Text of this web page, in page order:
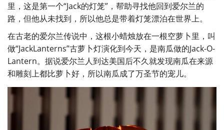
里，这是第一个“Jack的灯笼”，帮助寻找他回到爱尔兰的
路，但他从未找到，所以他总是带着灯笼漂泊在世界上。
在古老的爱尔兰传说中，这根小蜡烛放在一根空萝卜里，叫
做“JackLanterns”古萝卜灯演化到今天，是南瓜做的Jack-O-
Lantern。据说爱尔兰人到达美国后不久就发现南瓜在来源
和雕刻上都比萝卜好，所以南瓜成了万圣节的宠儿。